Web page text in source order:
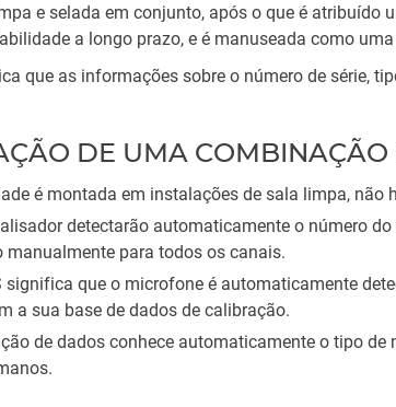
e selada em conjunto, após o que é
a longo prazo, e é manuseada como
que as informações sobre o número de série,
DE UMA
é montada em instalações de sala limpa, não
detectarão automaticamente o número
para todos os canais.
que o microfone é automaticamente
a sua base de dados de calibração.
de dados conhece automaticamente o tipo